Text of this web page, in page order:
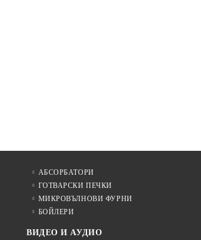
АБСОРБАТОРИ
ГОТВАРСКИ ПЕЧКИ
МИКРОВЪЛНОВИ ФУРНИ
БОЙЛЕРИ
ВИДЕО И АУДИО